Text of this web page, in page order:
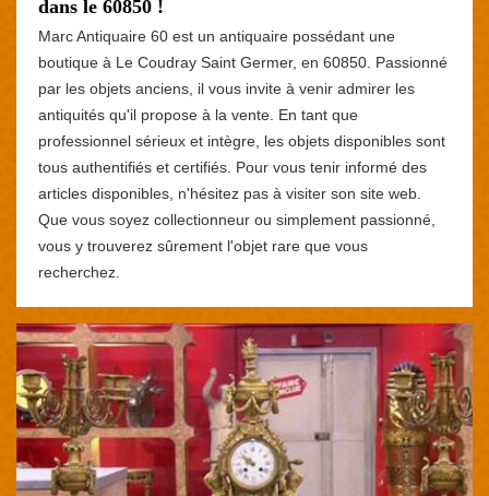
dans le 60850 !
Marc Antiquaire 60 est un antiquaire possédant une
boutique à Le Coudray Saint Germer, en 60850. Passionné
par les objets anciens, il vous invite à venir admirer les
antiquités qu'il propose à la vente. En tant que
professionnel sérieux et intègre, les objets disponibles sont
tous authentifiés et certifiés. Pour vous tenir informé des
articles disponibles, n'hésitez pas à visiter son site web.
Que vous soyez collectionneur ou simplement passionné,
vous y trouverez sûrement l'objet rare que vous
recherchez.